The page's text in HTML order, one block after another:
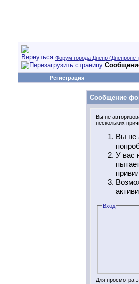
Форум города Днепр
Регистрация
Сообщение
Вы не
нескольких
Вы не
У вас
Вход
Для просмотра